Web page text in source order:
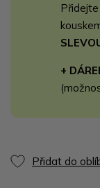
+
Přidat do